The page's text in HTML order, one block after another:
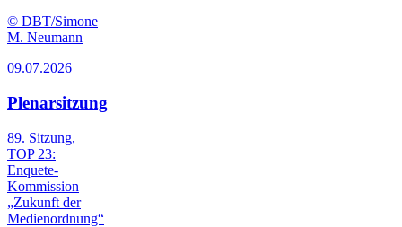
© DBT/Simone
M. Neumann
09.07.2026
Plenarsitzung
89. Sitzung,
TOP 23:
Enquete-
Kommission
„Zukunft der
Medien­ordnung“